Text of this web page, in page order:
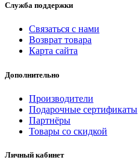
Служба поддержки
Связаться с нами
Возврат товара
Карта сайта
Дополнительно
Производители
Подарочные сертификаты
Партнёры
Товары со скидкой
Личный кабинет